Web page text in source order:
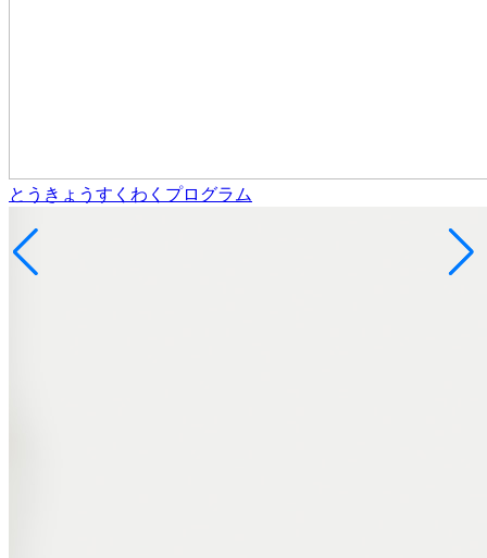
とうきょうすくわくプログラム